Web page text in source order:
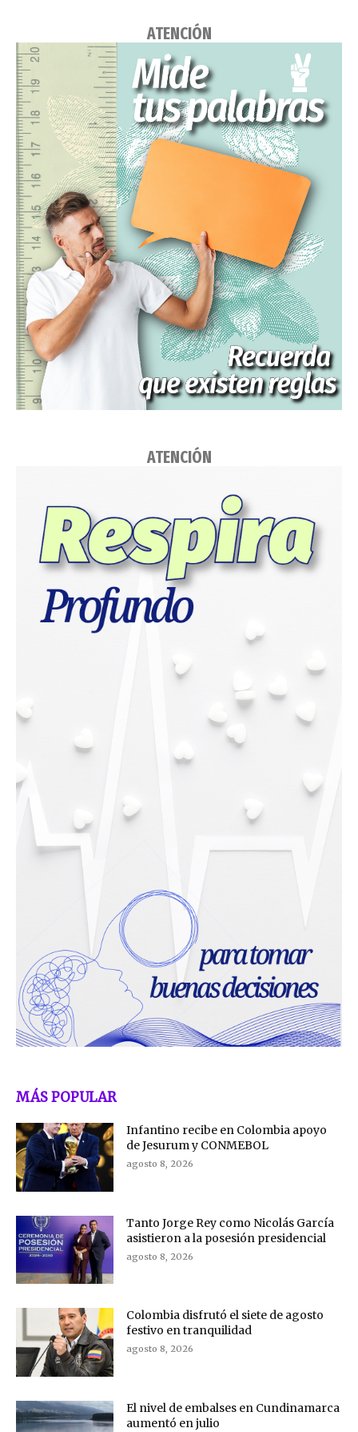
ATENCIÓN
ATENCIÓN
MÁS POPULAR
Infantino recibe en Colombia apoyo
de Jesurum y CONMEBOL
agosto 8, 2026
Tanto Jorge Rey como Nicolás García
asistieron a la posesión presidencial
agosto 8, 2026
Colombia disfrutó el siete de agosto
festivo en tranquilidad
agosto 8, 2026
El nivel de embalses en Cundinamarca
aumentó en julio